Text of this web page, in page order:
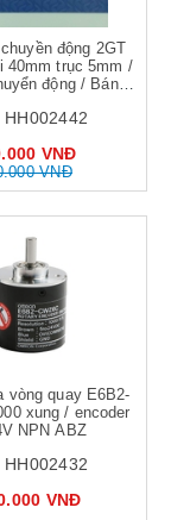
động 2GT
40mm trục 5mm /
động / Bánh
- S5H11
HH002442
VNĐ
VNĐ
vòng quay E6B2-
xung / encoder
NPN ABZ
HH002432
VNĐ